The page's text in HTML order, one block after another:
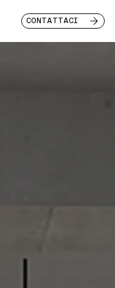
CONTATTACI